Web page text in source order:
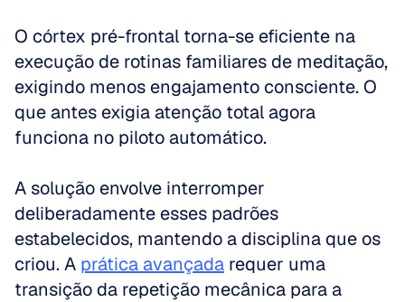
O córtex pré-frontal torna-se eficiente na
execução de rotinas familiares de meditação,
exigindo menos engajamento consciente. O
que antes exigia atenção total agora
funciona no piloto automático.
A solução envolve interromper
deliberadamente esses padrões
estabelecidos, mantendo a disciplina que os
criou. A prática avançada requer uma
transição da repetição mecânica para a